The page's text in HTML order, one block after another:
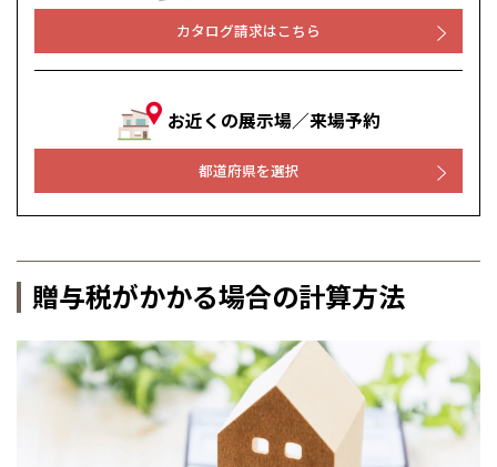
カタログ請求はこちら
お近くの展示場／来場予約
都道府県を選択
贈与税がかかる場合の計算方法